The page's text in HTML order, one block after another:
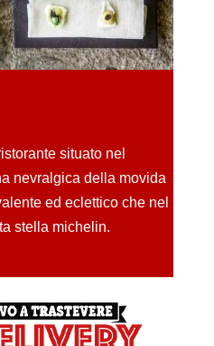
situato nel
nevralgica della movida
ed eclettico che nel
stella michelin.